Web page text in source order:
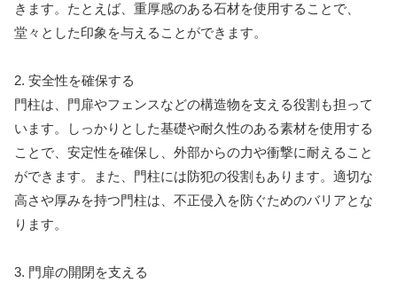
きます。たとえば、重厚感のある石材を使用することで、
堂々とした印象を与えることができます。
2. 安全性を確保する
門柱は、門扉やフェンスなどの構造物を支える役割も担って
います。しっかりとした基礎や耐久性のある素材を使用する
ことで、安定性を確保し、外部からの力や衝撃に耐えること
ができます。また、門柱には防犯の役割もあります。適切な
高さや厚みを持つ門柱は、不正侵入を防ぐためのバリアとな
ります。
3. 門扉の開閉を支える